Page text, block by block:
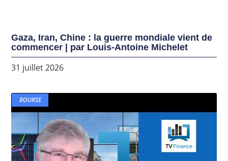
Gaza, Iran, Chine : la guerre mondiale vient de
commencer | par Louis-Antoine Michelet
31 juillet 2026
BOURSE